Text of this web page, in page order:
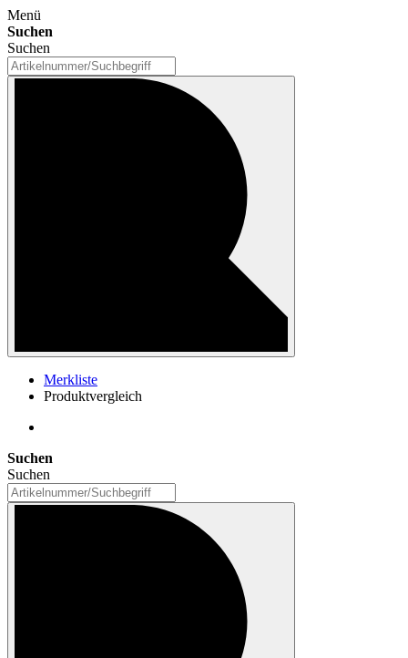
Menü
Suchen
Suchen
Merkliste
Produktvergleich
Suchen
Suchen